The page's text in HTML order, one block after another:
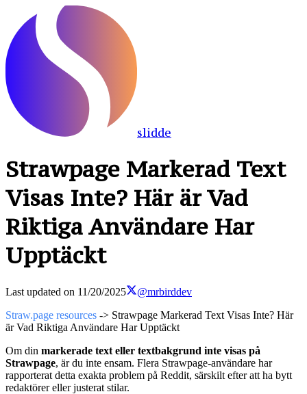
slidde
Strawpage Markerad Text
Visas Inte? Här är Vad
Riktiga Användare Har
Upptäckt
Last updated on 11/20/2025
@mrbirddev
Straw.page resources -> Strawpage Markerad Text Visas Inte? Här
är Vad Riktiga Användare Har Upptäckt
Om din markerade text eller textbakgrund inte visas på
Strawpage, är du inte ensam. Flera Strawpage-användare har
rapporterat detta exakta problem på Reddit, särskilt efter att ha bytt
redaktörer eller justerat stilar.